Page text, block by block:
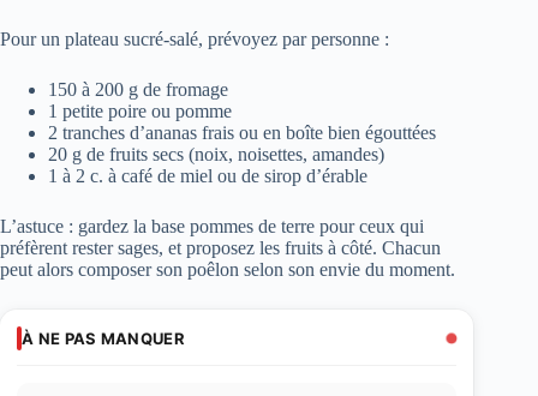
Pour un plateau sucré-salé, prévoyez par personne :
150 à 200 g de fromage
1 petite poire ou pomme
2 tranches d’ananas frais ou en boîte bien égouttées
20 g de fruits secs (noix, noisettes, amandes)
1 à 2 c. à café de miel ou de sirop d’érable
L’astuce : gardez la base pommes de terre pour ceux qui
préfèrent rester sages, et proposez les fruits à côté. Chacun
peut alors composer son poêlon selon son envie du moment.
À NE PAS MANQUER